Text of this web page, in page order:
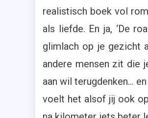
realistisch boek vol
als liefde. En ja, ‘De
glimlach op je gezicht
andere mensen zit die
aan wil terugdenken…
voelt het alsof jij ook